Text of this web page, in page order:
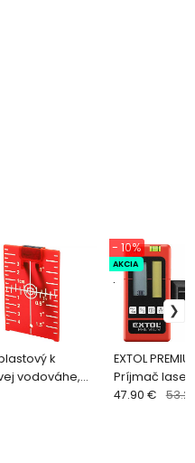
k
vodováhe,
8823395
EXTOL
Príjmač
lúča 50m
AKCIA
.
- 10%
47.90 €